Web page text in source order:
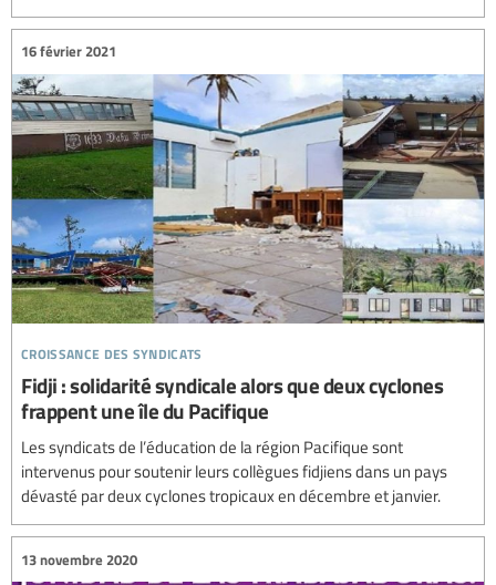
croissance des syndicats
16 février 2021
Fidji : solidarité syndicale alors que deux cyclones
frappent une île du Pacifique
Les syndicats de l’éducation de la région Pacifique sont
intervenus pour soutenir leurs collègues fidjiens dans un pays
dévasté par deux cyclones tropicaux en décembre et janvier.
13 novembre 2020